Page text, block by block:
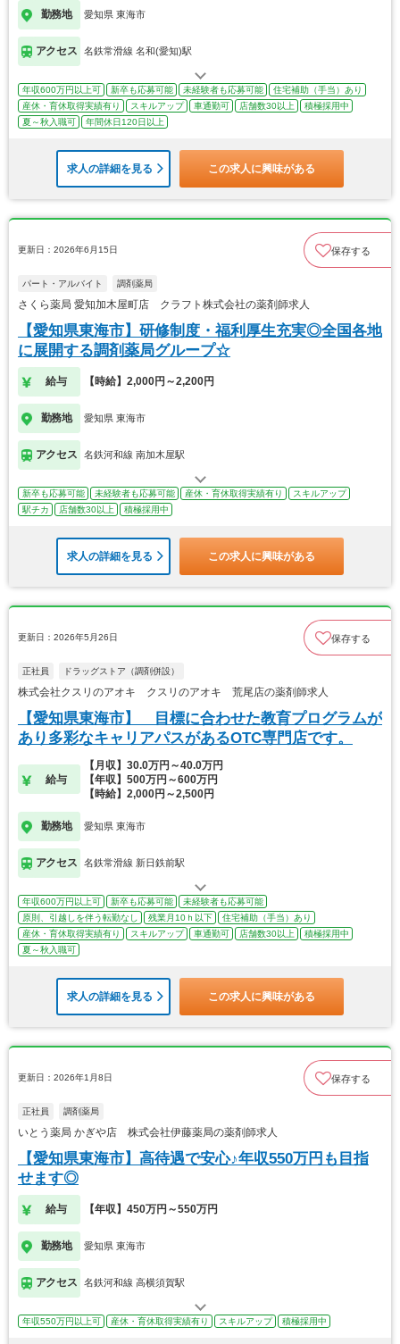
勤務地 愛知県 東海市
アクセス 名鉄常滑線 名和(愛知)駅
年収600万円以上可 新卒も応募可能 未経験者も応募可能
住宅補助（手当）あり
産休・育休取得実績有り
スキルアップ 車通勤可 店舗数30以上
積極採用中
夏～秋入職可
年間休日120日以上
求人の詳細を見る この求人に興味がある
更新日：2026年6月15日 保存する
パート・アルバイト 調剤薬局
さくら薬局 愛知加木屋町店 クラフト株式会社の薬剤師求人
【愛知県東海市】研修制度・福利厚生充実◎全国各地
に展開する調剤薬局グループ☆
給与 【時給】2,000円～2,200円
勤務地 愛知県 東海市
アクセス 名鉄河和線 南加木屋駅
新卒も応募可能 未経験者も応募可能 産休・育休取得実績有り
スキルアップ
駅チカ
店舗数30以上 積極採用中
求人の詳細を見る この求人に興味がある
更新日：2026年5月26日 保存する
正社員 ドラッグストア（調剤併設）
株式会社クスリのアオキ クスリのアオキ 荒尾店の薬剤師求人
【愛知県東海市】 目標に合わせた教育プログラムが
あり多彩なキャリアパスがあるOTC専門店です。
給与
【月収】30.0万円～40.0万円
【年収】500万円～600万円
【時給】2,000円～2,500円
勤務地 愛知県 東海市
アクセス 名鉄常滑線 新日鉄前駅
年収600万円以上可 新卒も応募可能
未経験者も応募可能
原則、引越しを伴う転勤なし
残業月10ｈ以下
住宅補助（手当）あり
産休・育休取得実績有り
スキルアップ 車通勤可 店舗数30以上
積極採用中
夏～秋入職可
求人の詳細を見る この求人に興味がある
更新日：2026年1月8日 保存する
正社員 調剤薬局
いとう薬局 かぎや店 株式会社伊藤薬局の薬剤師求人
【愛知県東海市】高待遇で安心♪年収550万円も目指
せます◎
給与 【年収】450万円～550万円
勤務地 愛知県 東海市
アクセス 名鉄河和線 高横須賀駅
年収550万円以上可 産休・育休取得実績有り スキルアップ 積極採用中